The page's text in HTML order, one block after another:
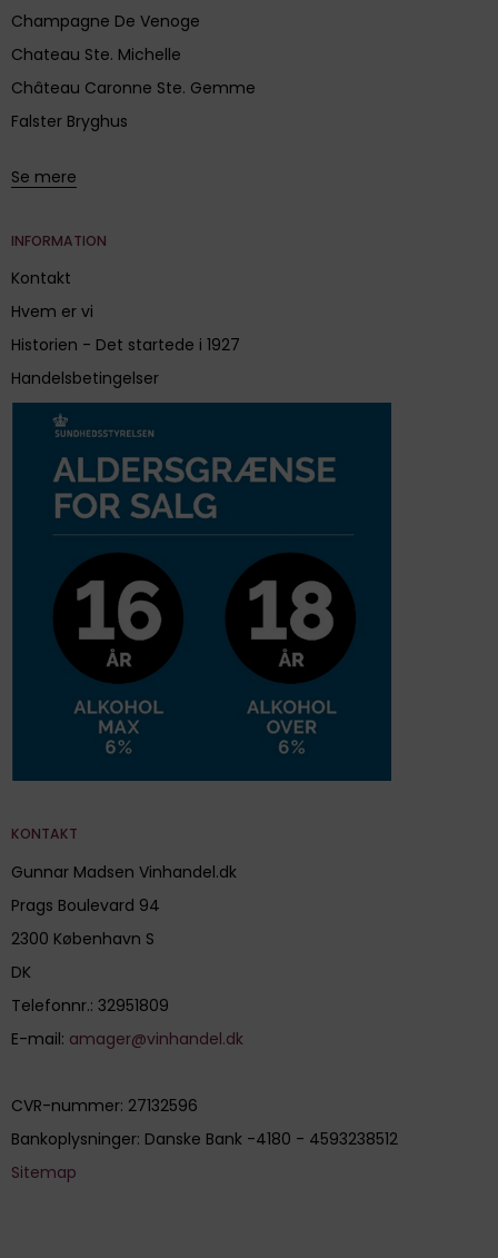
Champagne De Venoge
Chateau Ste. Michelle
Château Caronne Ste. Gemme
Falster Bryghus
Se mere
INFORMATION
Kontakt
Hvem er vi
Historien - Det startede i 1927
Handelsbetingelser
KONTAKT
Gunnar Madsen Vinhandel.dk
Prags Boulevard 94
2300 København S
DK
Telefonnr.: 32951809
E-mail: amager@vinhandel.dk
CVR-nummer: 27132596
Bankoplysninger: Danske Bank -4180 - 4593238512
Sitemap